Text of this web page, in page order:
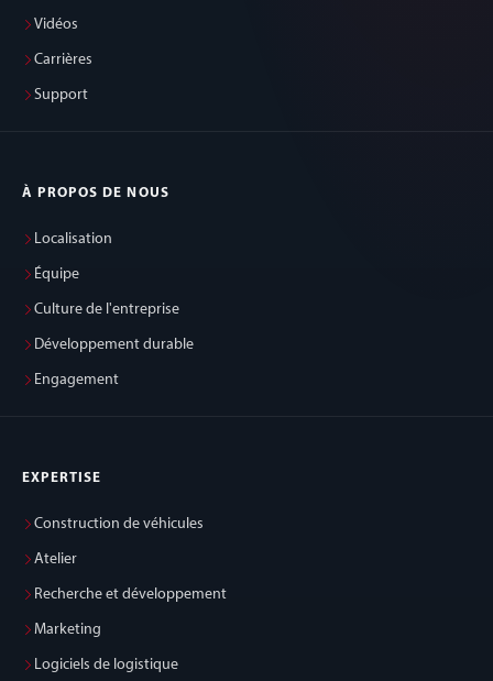
Vidéos
Carrières
Support
À PROPOS DE NOUS
Localisation
Équipe
Culture de l'entreprise
Développement durable
Engagement
EXPERTISE
Construction de véhicules
Atelier
Recherche et développement
Marketing
Logiciels de logistique